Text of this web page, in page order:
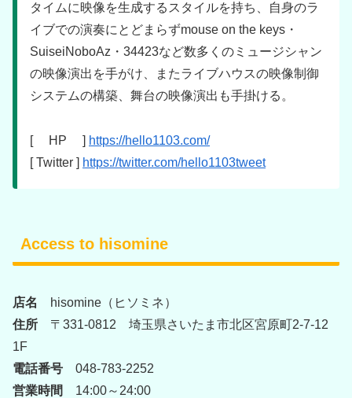
タイムに映像を生成するスタイルを持ち、自身のラ
イブでの演奏にとどまらずmouse on the keys・
SuiseiNoboAz・34423など数多くのミュージシャン
の映像演出を手がけ、またライブハウスの映像制御
システムの構築、舞台の映像演出も手掛ける。
[ HP ] https://hello1103.com/
[ Twitter ] https://twitter.com/hello1103tweet
Access to hisomine
店名
hisomine（ヒソミネ）
住所 〒331-0812 埼玉県さいたま市北区宮原町2-7-12
1F
電話番号 048-783-2252
営業時間
14:00～24:00